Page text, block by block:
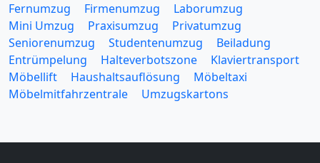
Fernumzug
Firmenumzug
Laborumzug
Mini Umzug
Praxisumzug
Privatumzug
Seniorenumzug
Studentenumzug
Beiladung
Entrümpelung
Halteverbotszone
Klaviertransport
Möbellift
Haushaltsauflösung
Möbeltaxi
Möbelmitfahrzentrale
Umzugskartons